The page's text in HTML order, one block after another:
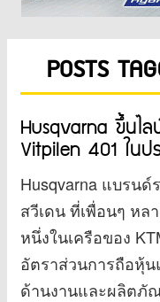
POSTS
Husqvarna ขึ้นไ
Vitpilen 401 ในป
Husqvarna แบรนด์
สวีเดน ที่เพื่อนๆ หล
หนึ่งในเครือของ
อัตราส่วนการถือหุ้
ด้านงานและผลิตภั